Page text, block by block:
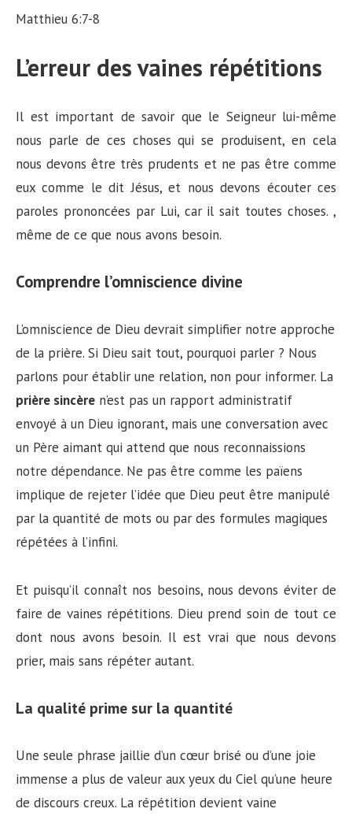
Matthieu 6:7-8
L’erreur des vaines répétitions
Il est important de savoir que le Seigneur lui-même
nous parle de ces choses qui se produisent, en cela
nous devons être très prudents et ne pas être comme
eux comme le dit Jésus, et nous devons écouter ces
paroles prononcées par Lui, car il sait toutes choses. ,
même de ce que nous avons besoin.
Comprendre l’omniscience divine
L’omniscience de Dieu devrait simplifier notre approche
de la prière. Si Dieu sait tout, pourquoi parler ? Nous
parlons pour établir une relation, non pour informer. La
prière sincère n’est pas un rapport administratif
envoyé à un Dieu ignorant, mais une conversation avec
un Père aimant qui attend que nous reconnaissions
notre dépendance. Ne pas être comme les païens
implique de rejeter l’idée que Dieu peut être manipulé
par la quantité de mots ou par des formules magiques
répétées à l’infini.
Et puisqu’il connaît nos besoins, nous devons éviter de
faire de vaines répétitions. Dieu prend soin de tout ce
dont nous avons besoin. Il est vrai que nous devons
prier, mais sans répéter autant.
La qualité prime sur la quantité
Une seule phrase jaillie d’un cœur brisé ou d’une joie
immense a plus de valeur aux yeux du Ciel qu’une heure
de discours creux. La répétition devient vaine